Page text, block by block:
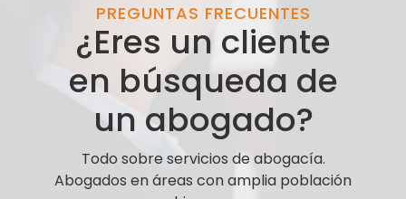
PREGUNTAS FRECUENTES
¿Eres un cliente
en búsqueda de
un abogado?
Todo sobre servicios de abogacía.
Abogados en áreas con amplia población